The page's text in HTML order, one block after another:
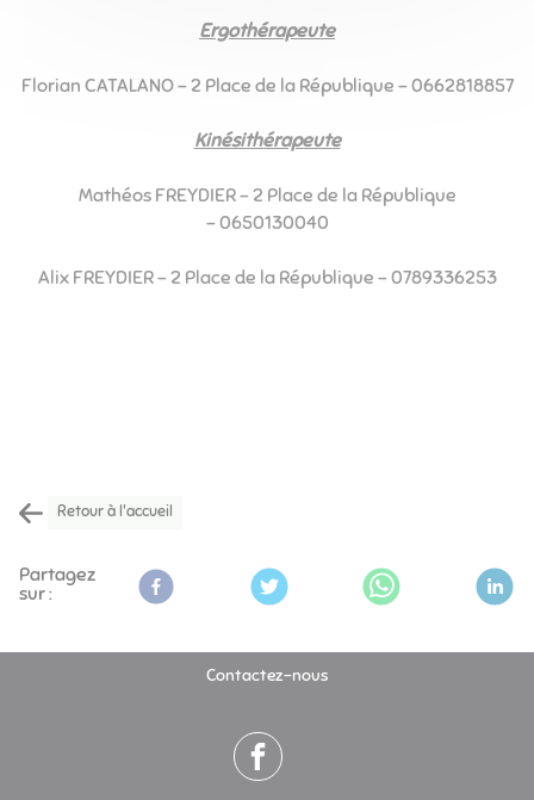
Ergothérapeute
Florian CATALANO - 2 Place de la République - 0662818857
Kinésithérapeute
Mathéos FREYDIER - 2 Place de la République
- 0650130040
Alix FREYDIER - 2 Place de la République - 0789336253
Retour à l'accueil
Partagez
sur :
Contactez-nous